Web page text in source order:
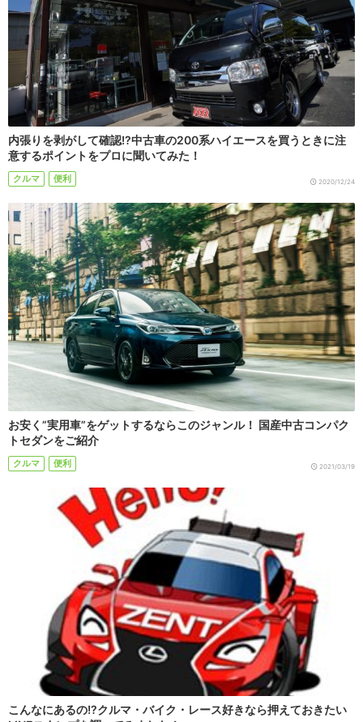
内張りを剥がして確認!?中古車の200系ハイエースを買うときに注
意するポイントをプロに聞いてみた！
クルマ 便利 2020/12/24
お安く”実用車”をゲットするならこのジャンル！ 国産中古コンパク
トセダンをご紹介
クルマ 便利 2021/03/19
こんなにあるの!?クルマ・バイク・レース好きなら押えておきたい